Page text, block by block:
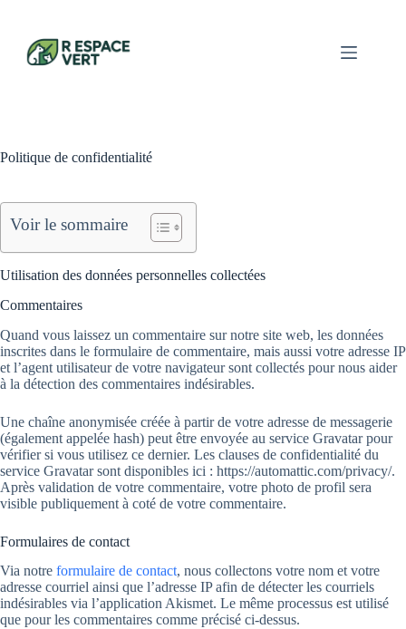
contenu
Politique de confidentialité
Voir le sommaire
Utilisation des données personnelles collectées
Commentaires
Quand vous laissez un commentaire sur notre site web, les données
inscrites dans le formulaire de commentaire, mais aussi votre adresse IP
et l’agent utilisateur de votre navigateur sont collectés pour nous aider
à la détection des commentaires indésirables.
Une chaîne anonymisée créée à partir de votre adresse de messagerie
(également appelée hash) peut être envoyée au service Gravatar pour
vérifier si vous utilisez ce dernier. Les clauses de confidentialité du
service Gravatar sont disponibles ici : https://automattic.com/privacy/.
Après validation de votre commentaire, votre photo de profil sera
visible publiquement à coté de votre commentaire.
Formulaires de contact
Via notre formulaire de contact, nous collectons votre nom et votre
adresse courriel ainsi que l’adresse IP afin de détecter les courriels
indésirables via l’application Akismet. Le même processus est utilisé
que pour les commentaires comme précisé ci-dessus.